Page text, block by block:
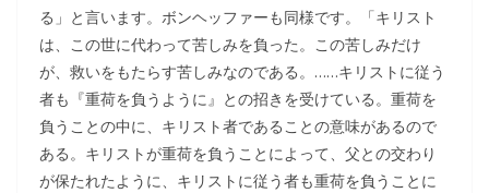
る」と言います。ボンヘッファーも同様です。「キリスト
は、この世に代わって苦しみを負った。この苦しみだけ
が、救いをもたらす苦しみなのである。……キリストに従う
者も『重荷を負うように』との招きを受けている。重荷を
負うことの中に、キリスト者であることの意味があるので
ある。キリストが重荷を負うことによって、父との交わり
が保たれたように、キリストに従う者も重荷を負うことに